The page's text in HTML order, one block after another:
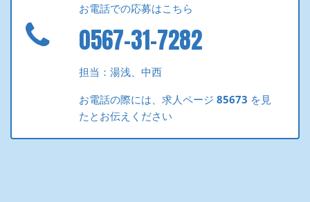
お電話での応募はこちら
0567-31-7282
担当：湯浅、中西
お電話の際には、求人ページ85673 を見
たとお伝えください